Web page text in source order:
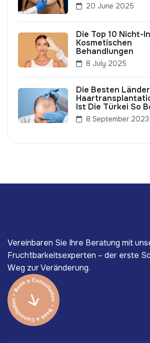
20 June 2025
Die Top 10 Nicht-
Kosmetischen
Behandlungen
8 July 2025
Die Besten
Ist Die Türkei So
8 September 2023
Vereinbaren Sie Ihre Beratung mit
Fruchtbarkeitsexperten – der erste
Weg zur Veränderung.